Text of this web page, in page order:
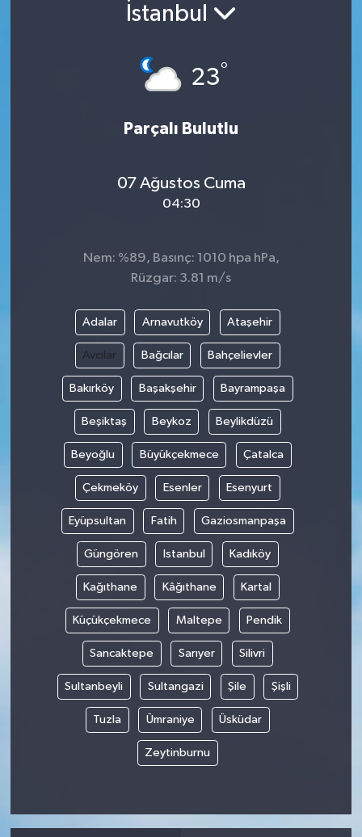
İstanbul
23°
Parçalı Bulutlu
07 Ağustos Cuma
04:30
Nem: %89, Basınç: 1010 hpa hPa,
Rüzgar: 3.81 m/s
Adalar Arnavutköy Ataşehir
Avcılar Bağcılar Bahçelievler
Bakırköy Başakşehir Bayrampaşa
Beşiktaş Beykoz Beylikdüzü
Beyoğlu Büyükçekmece Çatalca
Çekmeköy Esenler Esenyurt
Eyüpsultan Fatih Gaziosmanpaşa
Güngören Istanbul Kadıköy
Kağıthane Kâğıthane Kartal
Küçükçekmece Maltepe Pendik
Sancaktepe Sarıyer Silivri
Sultanbeyli Sultangazi Şile Şişli
Tuzla Ümraniye Üsküdar
Zeytinburnu